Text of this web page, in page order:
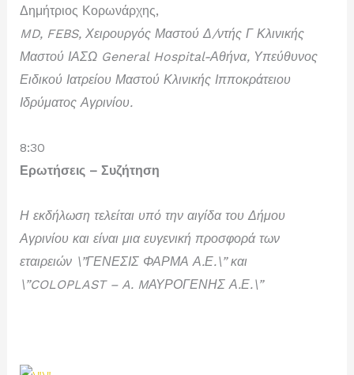
Δημήτριος Κορωνάρχης,
MD, FEBS, Χειρουργός Μαστού Δ/ντής Γ Κλινικής
Μαστού ΙΑΣΩ General Hospital-Αθήνα, Υπεύθυνος
Ειδικού Ιατρείου Μαστού Κλινικής Ιπποκράτειου
Ιδρύματος Αγρινίου.
8:30
Ερωτήσεις – Συζήτηση
Η εκδήλωση τελείται υπό την αιγίδα του Δήμου
Αγρινίου και είναι μια ευγενική προσφορά των
εταιρειών \”ΓΕΝΕΣΙΣ ΦΑΡΜΑ Α.Ε.\” και
\”COLOPLAST – A. MΑΥΡΟΓΕΝΗΣ Α.Ε.\”